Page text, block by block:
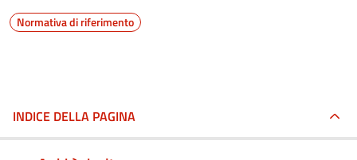
Normativa di riferimento
INDICE DELLA PAGINA